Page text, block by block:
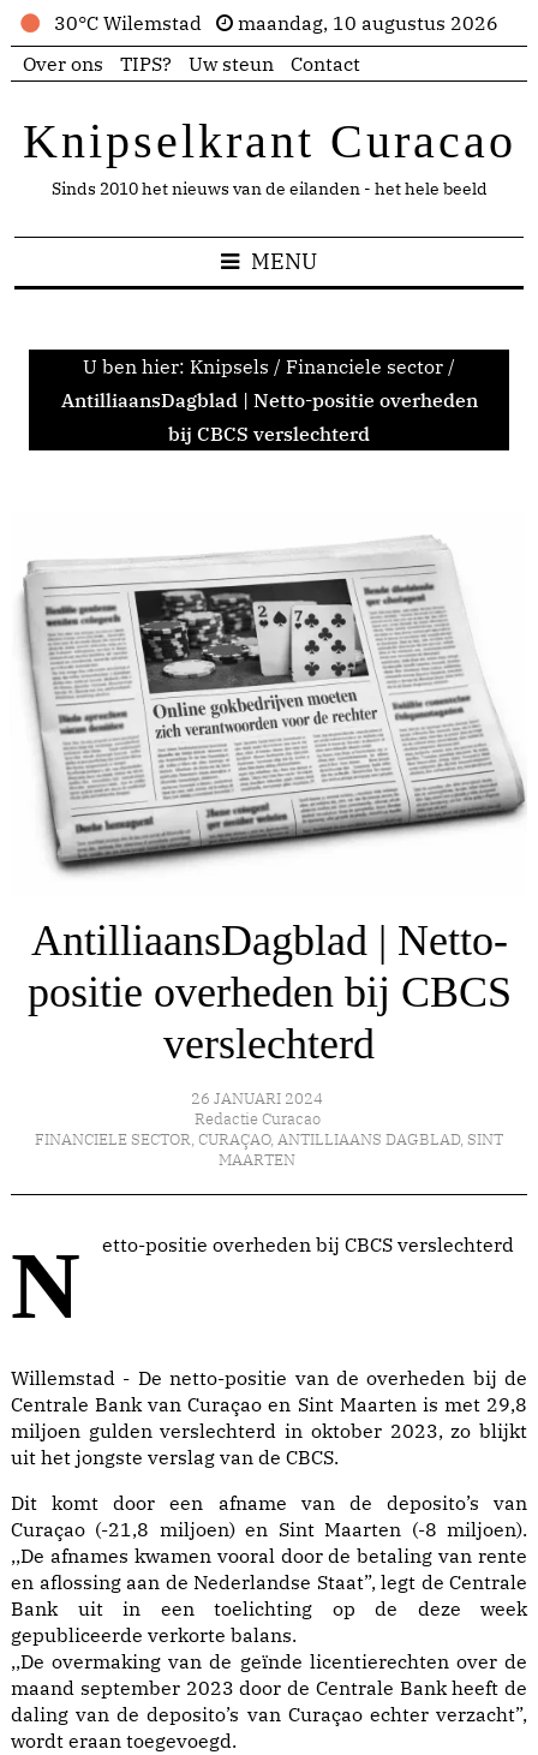
30°C Wilemstad
maandag, 10 augustus 2026
Over ons
TIPS? Uw steun Contact
Knipselkrant Curacao
Sinds 2010 het nieuws van de eilanden - het hele beeld
MENU
U ben hier: Knipsels / Financiele sector /
AntilliaansDagblad | Netto-positie overheden
bij CBCS verslechterd
AntilliaansDagblad | Netto-
positie overheden bij CBCS
verslechterd
26 JANUARI 2024
Redactie Curacao
FINANCIELE SECTOR, CURAÇAO, ANTILLIAANS DAGBLAD, SINT
MAARTEN
Netto-positie overheden bij CBCS verslechterd
Willemstad - De netto-positie van de overheden bij de
Centrale Bank van Curaçao en Sint Maarten is met 29,8
miljoen gulden verslechterd in oktober 2023, zo blijkt
uit het jongste verslag van de CBCS.
Dit komt door een afname van de deposito’s van
Curaçao (-21,8 miljoen) en Sint Maarten (-8 miljoen).
,,De afnames kwamen vooral door de betaling van rente
en aflossing aan de Nederlandse Staat”, legt de Centrale
Bank uit in een toelichting op de deze week
gepubliceerde verkorte balans.
,,De overmaking van de geïnde licentierechten over de
maand september 2023 door de Centrale Bank heeft de
daling van de deposito’s van Curaçao echter verzacht”,
wordt eraan toegevoegd.